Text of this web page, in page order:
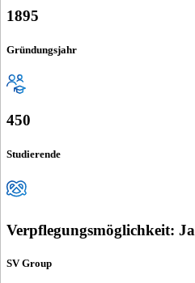
1895
Gründungsjahr
450
Studierende
Verpflegungsmöglichkeit: Ja
SV Group